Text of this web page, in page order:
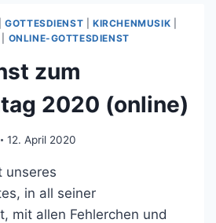
|GOTTESDIENST |KIRCHENMUSIK
ONLINE-GOTTESDIENST
zum
2020 (online)
12. April 2020
unseres
in all seiner
mit allen Fehlerchen und